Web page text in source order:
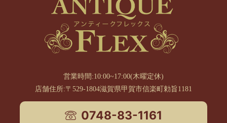
営業時間:10:00~17:00(木曜定休)
店舗住所:〒529-1804滋賀県甲賀市信楽町勅旨1181
0748-83-1161